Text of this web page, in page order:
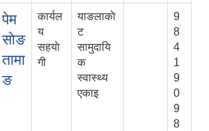
पेम
साेङ
तामा
ङ
कार्यल
य
सहयाे
गी
याङलाकाे
ट
सामुदायि
क
स्वास्थ्य
एकाइ
9
8
4
1
9
0
9
8